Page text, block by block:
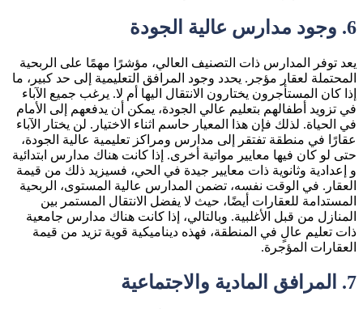
6. وجود مدارس عالية الجودة
يعد توفر المدارس ذات التصنيف العالي، مؤشرًا مهمًا على الربحية
المحتملة لعقار مؤجر. يحدد وجود المرافق التعليمية إلى حد كبير، ما
إذا كان المستأجرون يختارون الانتقال اليها أم لا. يرغب جميع الآباء
في تزويد أطفالهم بتعليم عالي الجودة، يمكن أن يدفعهم إلى الأمام
في الحياة. لذلك فإن هذا المعيار حاسم اثناء الاختيار. لن يختار الآباء
عقارًا في منطقة تفتقر إلى مدارس ومراكز تعليمية عالية الجودة،
حتى لو كان فيها معايير مواتية أخرى. إذا كانت هناك مدارس ابتدائية
و إعدادية وثانوية ذات معايير جيدة في الحي، فسيزيد ذلك من قيمة
العقار. في الوقت نفسه، تضمن المدارس عالية المستوى، الربحية
المستدامة للعقارات أيضًا، حيث لا يفضل الانتقال المستمر بين
المنازل من قبل الأغلبية. وبالتالي، إذا كانت هناك مدارس جامعية
ذات تعليم عالٍ في المنطقة، فهذه ديناميكية قوية تزيد من قيمة
العقارات المؤجرة.
7. المرافق المادية والاجتماعية